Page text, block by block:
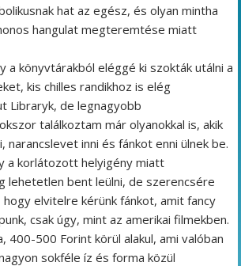
hat az egész, és olyan mintha
hangulat megteremtése miatt
a könyvtárakból eléggé ki szokták utálni a
kis chilles randikhoz is elég
Libraryk, de legnagyobb
találkoztam már olyanokkal is, akik
narancslevet inni és fánkot enni ülnek be.
a korlátozott helyigény miatt
lehetetlen bent leülni, de szerencsére
elvitelre kérünk fánkot, amit fancy
csak úgy, mint az amerikai filmekben.
400-500 Forint körül alakul, ami valóban
sokféle íz és forma közül